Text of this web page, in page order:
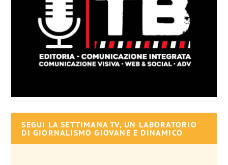
SEGUI LA SETTIMANA TV, UN LABORATORIO
DI GIORNALISMO GIOVANE E DINAMICO